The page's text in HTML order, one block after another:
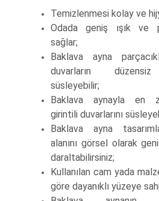
Temizlenmesi kolay ve
Odada geniş ışık ve
sağlar;
Baklava ayna
duvarların
süsleyebilir;
Baklava aynayla en
girintili duvarlarını
Baklava ayna
alanını görsel olarak
daraltabilirsiniz;
Kullanılan cam yada
göre dayanıklı yüzeye